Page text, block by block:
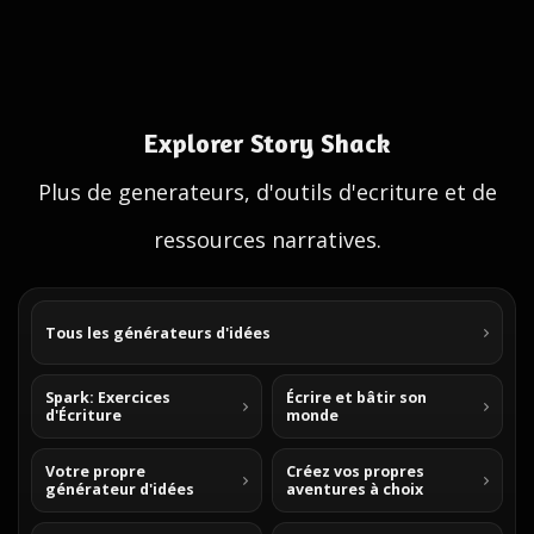
Explorer Story Shack
Plus de generateurs, d'outils d'ecriture et de
ressources narratives.
Tous les générateurs d'idées
Spark: Exercices
d'Écriture
Écrire et bâtir son
monde
Votre propre
générateur d'idées
Créez vos propres
aventures à choix